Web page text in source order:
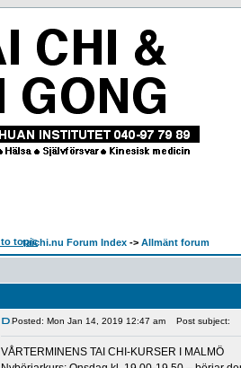
taichi.nu Forum Index -> Allmänt forum
Posted: Mon Jan 14, 2019 12:47 am Post subject:
VÅRTERMINENS TAI CHI-KURSER I MALMÖ